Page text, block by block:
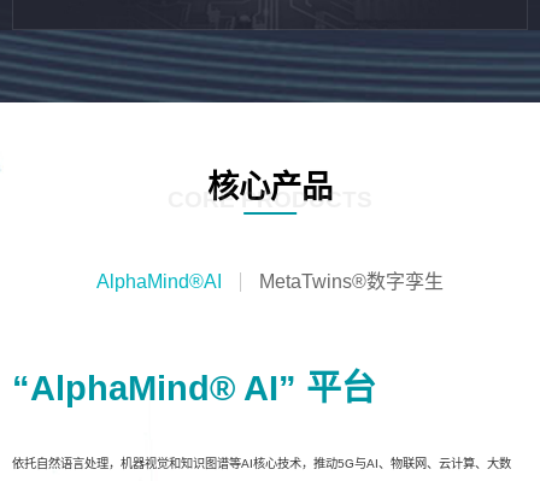
核心产品
CORE PRODUCTS
AlphaMind®AI MetaTwins®数字孪生
“AlphaMind® AI” 平台
依托自然语言处理，机器视觉和知识图谱等AI核心技术，推动5G与AI、物联网、云计算、大数